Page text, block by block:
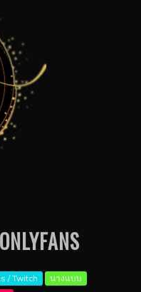
/ Twitch
นางแบบ